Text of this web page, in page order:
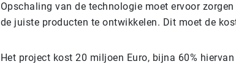
Opschaling van de technologie moet ervoor
de juiste producten te ontwikkelen. Dit moet de
Het project kost 20 miljoen Euro, bijna 60%